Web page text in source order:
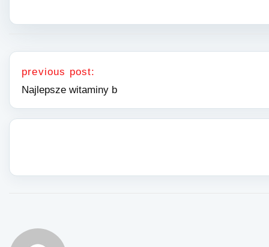
Nawigacja wpisu
previous post:
Najlepsze witaminy b